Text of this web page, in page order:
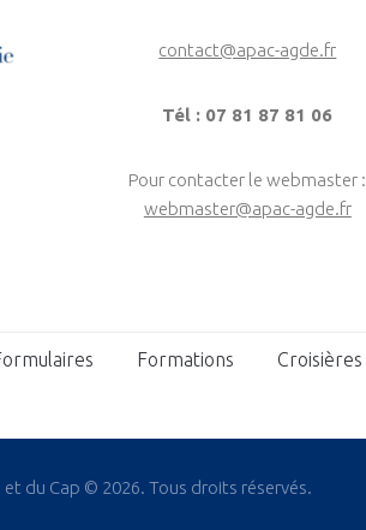
contact@apac-agde.fr
Tél : 07 81 87 81 06
Pour contacter le webmaster :
webmaster@apac-agde.fr
Formations Croisières
du Cap © 2026. Tous droits réservés.